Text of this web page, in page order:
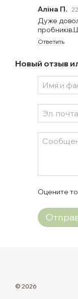
Аліна П.
Дуже
Ответить
Новый отзыв
Оцените
© 2026